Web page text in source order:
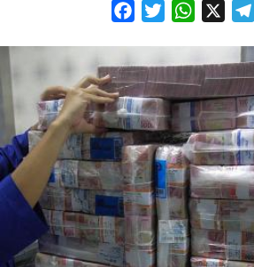
FacebookTwitter